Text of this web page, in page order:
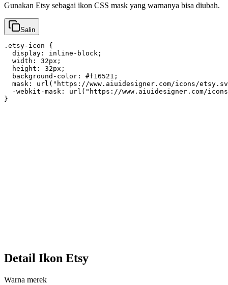
Gunakan Etsy sebagai ikon CSS mask yang warnanya bisa diubah.
Salin
.etsy-icon {
  display: inline-block;
  width: 32px;
  height: 32px;
  background-color: #f16521;
mask: url("https://www.aiuidesigner.com/icons/
-webkit-mask: url("https://www.aiuidesigner.com/
}
Detail Ikon Etsy
Warna merek